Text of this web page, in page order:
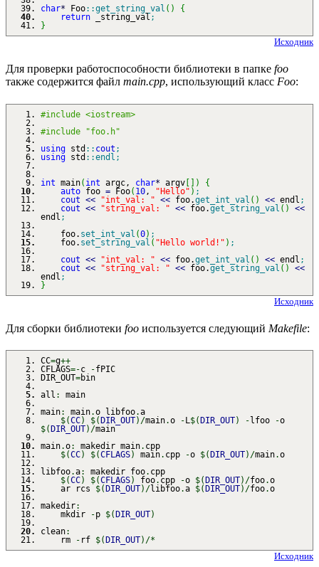
char* Foo::get_string_val ( )
{
return _string_val ;
}
Исходник
Для проверки работоспособности библиотеки в папке foo
также содержится файл main.cpp, использующий класс Foo:
#include <iostream>
#include "foo.h"
using std :: cout ;
using std ::endl ;
int main( int argc, char* argv [ ] )
{
auto foo = Foo( 10 , "Hello" ) ;
cout << "int_val: " << foo.get_int_val ( ) << endl ;
cout << "string_val: " << foo.get_string_val ( )
<<
endl ;
foo. set_int_val (0) ;
foo. set_string_val ( "Hello world!" ) ;
cout << "int_val: " << foo.get_int_val ( ) << endl ;
cout << "string_val: " << foo.get_string_val ( )
<<
endl ;
}
Исходник
Для сборки библиотеки foo используется следующий Makefile:
CC=g++
CFLAGS=-c -fPIC
DIR_OUT=bin
all :
main
main: main.o libfoo.a
$(CC) $( DIR_OUT) /main.o - L$( DIR_OUT) - lfoo -o
$( DIR_OUT) /main
main.o: makedir main. cpp
$(CC) $(CFLAGS) main. cpp -o $( DIR_OUT) /main.o
libfoo.a: makedir foo. cpp
$(CC) $(CFLAGS) foo. cpp -o $( DIR_OUT) /foo.o
ar rcs $( DIR_OUT) /libfoo.a $( DIR_OUT) /foo.o
makedir:
mkdir
-p $( DIR_OUT)
clean:
rm
- rf $( DIR_OUT) /*
Исходник